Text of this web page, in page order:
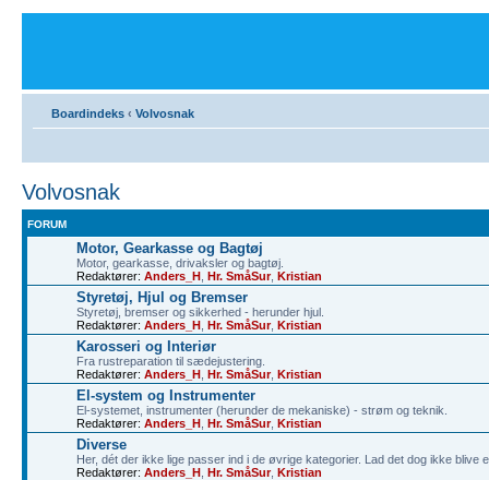
Boardindeks ‹ Volvosnak
Volvosnak
FORUM
Motor, Gearkasse og Bagtøj
Motor, gearkasse, drivaksler og bagtøj.
Redaktører: Anders_H Hr. SmåSur, Kristian
Styretøj, Hjul og Bremser
Styretøj, bremser og sikkerhed - herunder hjul.
Redaktører: Anders_H Hr. SmåSur, Kristian
Karosseri og Interiør
Fra rustreparation til sædejustering.
Redaktører: Anders_H Hr. SmåSur, Kristian
El-system og Instrumenter
El-systemet, instrumenter (herunder de mekaniske) - strøm og teknik.
Redaktører: Anders_H Hr. SmåSur, Kristian
Diverse
Her, dét der ikke lige passer ind i de øvrige kategorier. Lad det dog ikke blive
Redaktører: Anders_H Hr. SmåSur, Kristian